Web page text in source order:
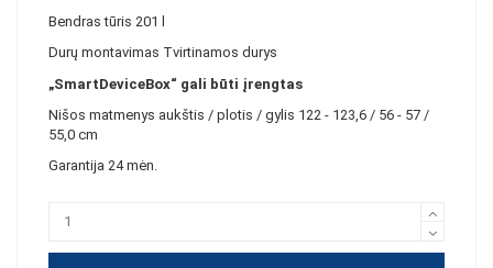
Bendras tūris 201 l
Durų montavimas Tvirtinamos durys
„SmartDeviceBox“ gali būti įrengtas
Nišos matmenys aukštis / plotis / gylis 122 - 123,6 / 56 - 57 /
55,0 cm
Garantija 24 mėn.